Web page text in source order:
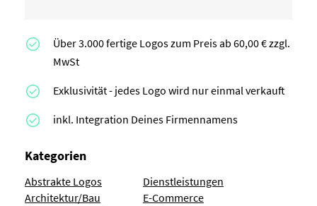
Über 3.000 fertige Logos zum Preis ab 60,00 € zzgl.
MwSt
Exklusivität - jedes Logo wird nur einmal verkauft
inkl. Integration Deines Firmennamens
Kategorien
Abstrakte Logos
Architektur/Bau
Dienstleistungen
E-Commerce